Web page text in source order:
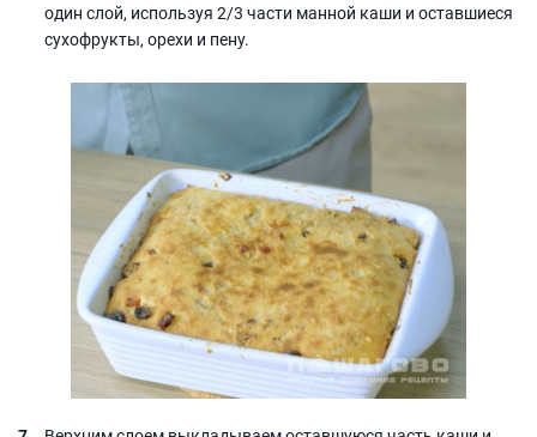
один слой, используя 2/3 части манной каши и оставшиеся
сухофрукты, орехи и пену.